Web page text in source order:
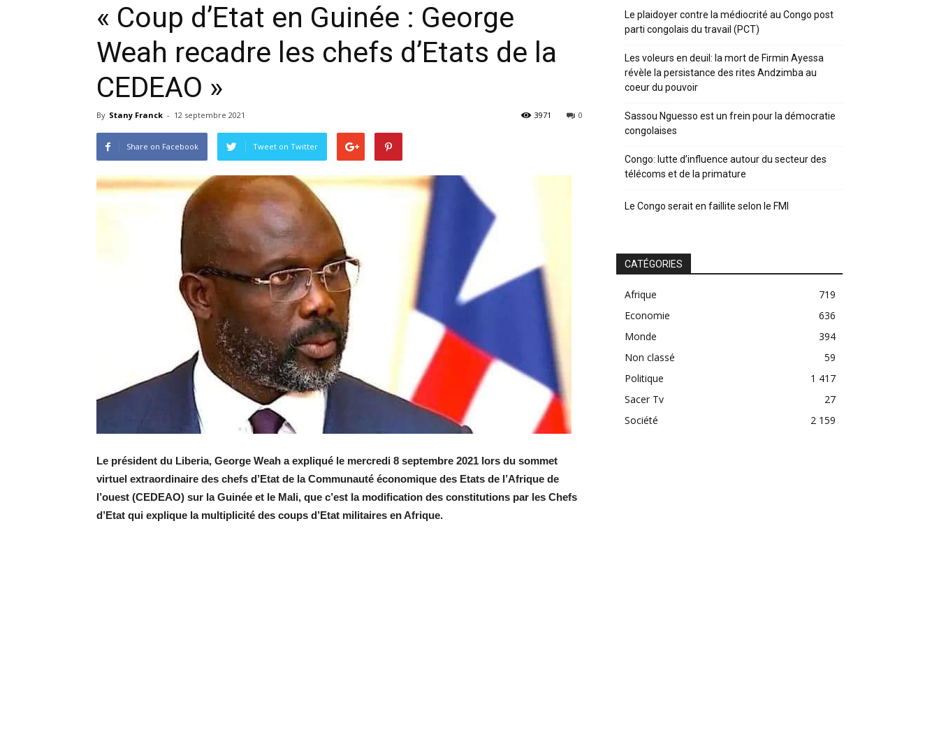
« Coup d’Etat en Guinée : George
Weah recadre les chefs d’Etats de la
CEDEAO »
By Stany Franck - 12 septembre 2021 0
3971
Share on Facebook Tweet on Twitter
Le président du Liberia, George Weah a expliqué le mercredi 8 septembre 2021 lors du sommet
virtuel extraordinaire des chefs d’Etat de la Communauté économique des Etats de l’Afrique de
l’ouest (CEDEAO) sur la Guinée et le Mali, que c’est la modification des constitutions par les Chefs
d’Etat qui explique la multiplicité des coups d’Etat militaires en Afrique.
Le plaidoyer contre la médiocrité au Congo post
parti congolais du travail (PCT)
Les voleurs en deuil: la mort de Firmin Ayessa
révèle la persistance des rites Andzimba au
coeur du pouvoir
Sassou Nguesso est un frein pour la démocratie
congolaises
Congo: lutte d’influence autour du secteur des
télécoms et de la primature
Le Congo serait en faillite selon le FMI
CATÉGORIES
Afrique
719
Economie
636
Monde
394
Non classé
59
Politique
1 417
Sacer Tv
27
Société
2 159